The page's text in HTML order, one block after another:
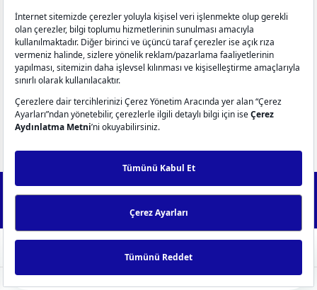
Aydınlatma Metinleri
Üyelik
Yardım
Popüler Kategoriler
0549 270 72 72 0549 270 72 72
Sertifikası ile %100 güvenli alışveriş!
ideasoft
e-
ticaret
ile
hazırlandı.